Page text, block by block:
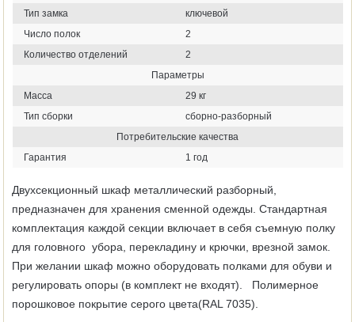
Тип замка
ключевой
Число полок
2
Количество отделений
2
Параметры
Масса
29 кг
Тип сборки
сборно-разборный
Потребительские качества
Гарантия
1 год
Двухсекционный шкаф металлический разборный,
предназначен для хранения сменной одежды. Стандартная
комплектация каждой секции включает в себя съемную полку
для головного убора, перекладину и крючки, врезной замок.
При желании шкаф можно оборудовать полками для обуви и
регулировать опоры (в комплект не входят). Полимерное
порошковое покрытие серого цвета(RAL 7035).